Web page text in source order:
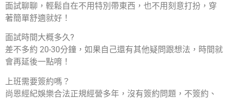
面試聊聊，輕鬆自在不用特別帶東西，也不用刻意打扮，穿
著簡單舒適就好！
面試時間大概多久?
差不多約 20-30分鐘，如果自己還有其他疑問跟想法，時間就
會再延後一點唷！
上班需要簽約嗎？
尚恩經紀娛樂合法正規經營多年，沒有簽約問題，不簽約、